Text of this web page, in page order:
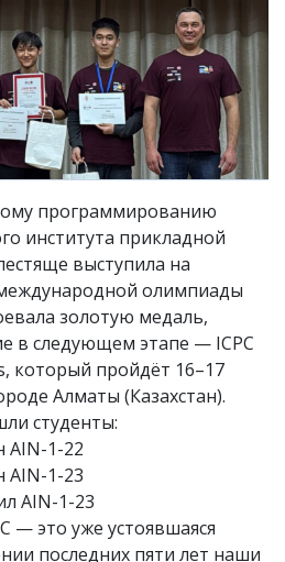
программированию
института прикладной
выступила на
олимпиады
золотую медаль,
в следующем этапе — ICPC
который пройдёт 16–17
Алматы (Казахстан).
студенты:
AIN-1-22
AIN-1-23
AIN-1-23
— это уже устоявшаяся
последних пяти лет наши